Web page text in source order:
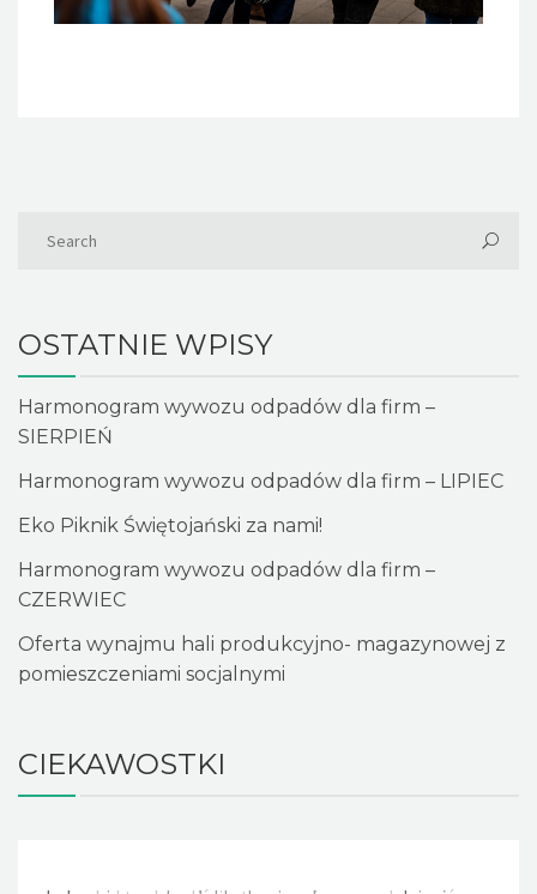
OSTATNIE WPISY
Harmonogram wywozu odpadów dla firm –
SIERPIEŃ
Harmonogram wywozu odpadów dla firm – LIPIEC
Eko Piknik Świętojański za nami!
Harmonogram wywozu odpadów dla firm –
CZERWIEC
Oferta wynajmu hali produkcyjno- magazynowej z
pomieszczeniami socjalnymi
CIEKAWOSTKI